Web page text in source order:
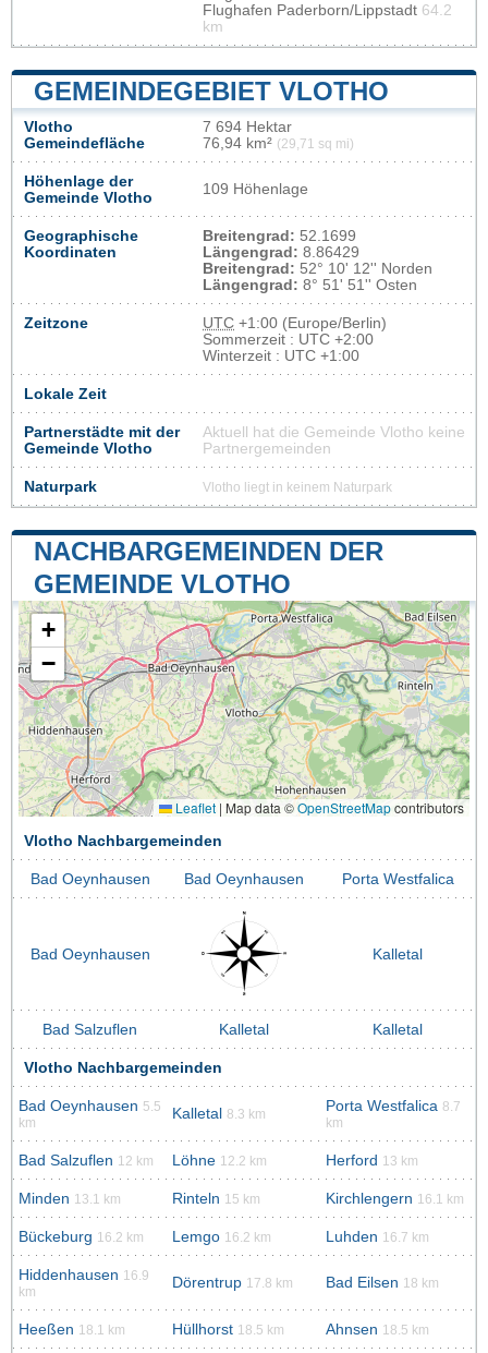
Flughafen Paderborn/Lippstadt 64.2
km
GEMEINDEGEBIET VLOTHO
Vlotho
Gemeindefläche
7 694 Hektar
76,94 km² (29,71 sq mi)
Höhenlage der
Gemeinde Vlotho
109 Höhenlage
Geographische
Koordinaten
Breitengrad: 52.1699
Längengrad: 8.86429
Breitengrad: 52° 10' 12'' Norden
Längengrad: 8° 51' 51'' Osten
Zeitzone UTC +1:00 (Europe/Berlin)
Sommerzeit : UTC +2:00
Winterzeit : UTC +1:00
Lokale Zeit
Partnerstädte mit der
Gemeinde Vlotho
Aktuell hat die Gemeinde Vlotho keine
Partnergemeinden
Naturpark Vlotho liegt in keinem Naturpark
NACHBARGEMEINDEN DER
GEMEINDE VLOTHO
+
−
Leaflet | Map data ©OpenStreetMapcontributors
Vlotho Nachbargemeinden
Bad Oeynhausen Bad Oeynhausen Porta Westfalica
Bad Oeynhausen Kalletal
Bad Salzuflen Kalletal Kalletal
Vlotho Nachbargemeinden
Bad Oeynhausen 5.5
km
Kalletal 8.3 km Porta Westfalica 8.7
km
Bad Salzuflen 12 km Löhne 12.2 km Herford 13 km
Minden 13.1 km Rinteln 15 km Kirchlengern 16.1 km
Bückeburg 16.2 km Lemgo 16.2 km Luhden 16.7 km
Hiddenhausen 16.9
km
Dörentrup 17.8 km Bad Eilsen 18 km
Heeßen 18.1 km Hüllhorst 18.5 km Ahnsen 18.5 km